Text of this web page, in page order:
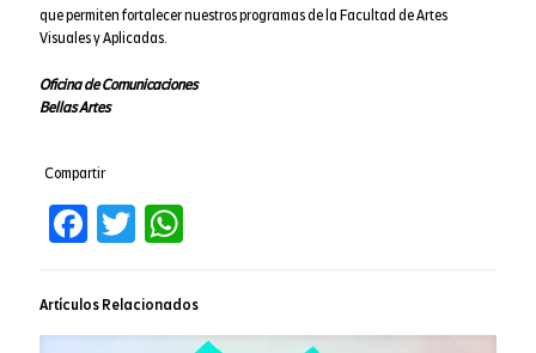
que permiten fortalecer nuestros programas de la Facultad de Artes
Visuales y Aplicadas.
Oficina de Comunicaciones
Bellas Artes
Compartir
Facebook
TwitterWhatsApp
Artículos Relacionados